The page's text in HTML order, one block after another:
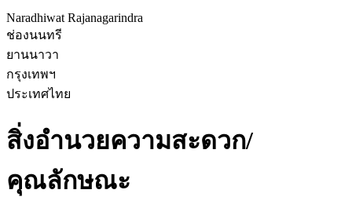
Naradhiwat Rajanagarindra
ช่องนนทรี
ยานนาวา
กรุงเทพฯ
ประเทศไทย
สิ่งอำนวยความสะดวก/
คุณลักษณะ